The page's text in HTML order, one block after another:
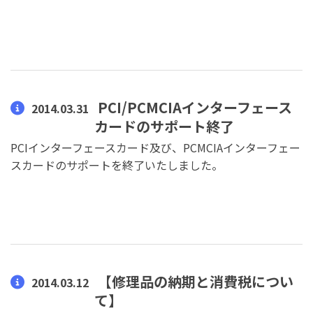
2014.03.31
PCI/PCMCIAインターフェース
カードのサポート終了
PCIインターフェースカード及び、PCMCIAインターフェー
スカードのサポートを終了いたしました。
2014.03.12
【修理品の納期と消費税につい
て】